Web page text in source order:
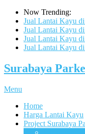
Now Trending:
Jual Lantai Kayu
Jual Lantai Kayu
Jual Lantai Kayu
Jual Lantai Kayu
Surabaya
Menu
Home
Harga Lantai Kayu
Project Surabaya